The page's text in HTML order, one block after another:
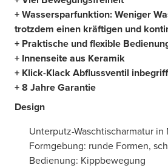
+ Wassersparfunktion: Weniger
trotzdem einen kräftigen und
+ Praktische und flexible
+ Innenseite aus Keramik
+ Klick-Klack Abflussventil
+ 8 Jahre Garantie
Design
Unterputz-Waschtischarmatur in
Formgebung: runde Formen,
Bedienung: Kippbewegung